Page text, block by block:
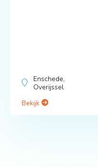
Enschede,
Overijssel
Bekijk